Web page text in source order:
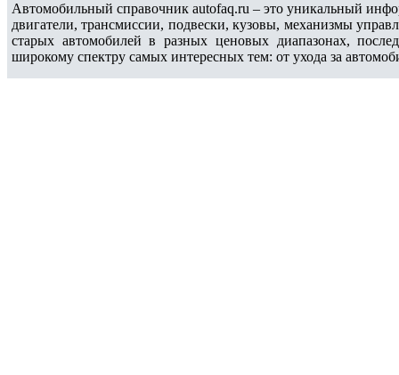
Автомобильный справочник autofaq.ru – это уникальный
двигатели, трансмиссии, подвески, кузовы, механизмы
старых автомобилей в разных ценовых диапазонах,
широкому спектру самых интересных тем: от ухода за